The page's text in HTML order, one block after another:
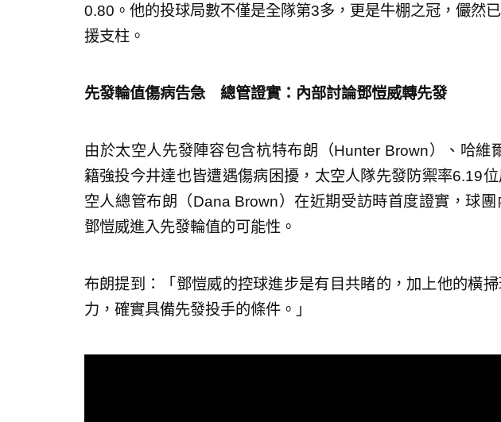
0.80。他的投球局數不僅是全隊第3多，更是牛棚之冠，儼然
援支柱。
先發輪值傷病告急 總管證實：內部討論鄧愷威轉先發
由於太空人先發陣容包含杭特布朗（Hunter Brown）、哈維
籍強投今井達也皆遭遇傷病困擾，太空人隊先發防禦率6.19
空人總管布朗（Dana Brown）在近期受訪時首度證實，球
鄧愷威進入先發輪值的可能性。
布朗提到：「鄧愷威的控球進步是有目共睹的，加上他的橫
力，確實具備先發投手的條件。」